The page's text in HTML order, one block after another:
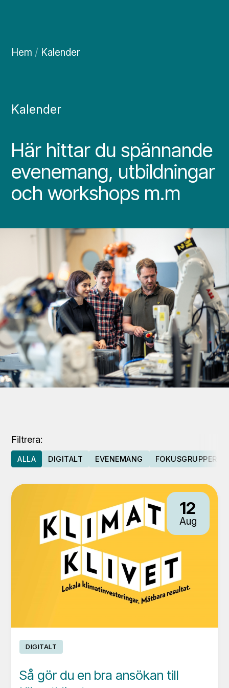
Hem / Kalender
Kalender
Här hittar du spännande
evenemang, utbildningar
och workshops m.m
Filtrera:
ALLA DIGITALT EVENEMANG FOKUSGRUPPER
12
Aug
DIGITALT
Så gör du en bra ansökan till